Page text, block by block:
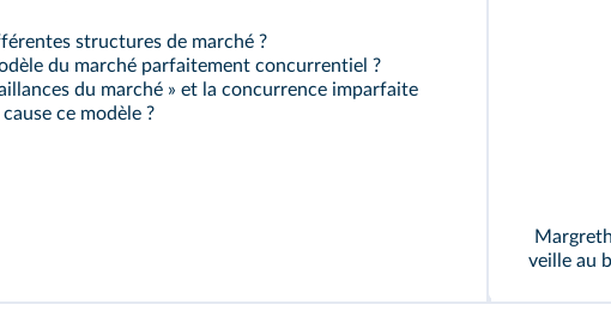
structures de marché ?
du marché parfaitement concurrentiel ?
du marché » et la concurrence imparfaite
ce modèle ?
veille au